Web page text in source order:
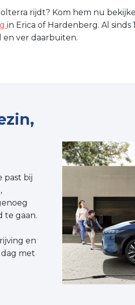
rijdt? Kom hem nu
in Erica of Hardenberg. Al sinds
ver daarbuiten.
past bij
te gaan.
en
met